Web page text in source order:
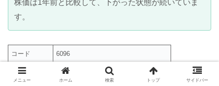
株価は1年前と比較して、下がった状態が続いていま
す。
コード 6096
2024年4月19日 → 2025年3月19日
681→
メニュー ホーム 検索 トップ サイドバー